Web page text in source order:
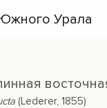
Урала
(Lederer, 1855)